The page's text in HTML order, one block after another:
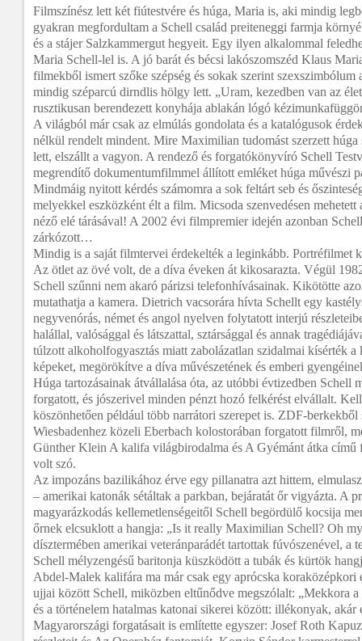
Filmszínész lett két fiútestvére és húga, Maria is, aki mindig
gyakran megfordultam a Schell család preiteneggi farmja
és a stájer Salzkammergut hegyeit. Egy ilyen alkalommal
Maria Schell-lel is. A jó barát és bécsi lakószomszéd Klaus
filmekből ismert szőke szépség és sokak szerint
mindig széparcú dirndlis hölgy lett. „Uram, kezedben van az
rusztikusan berendezett konyhája ablakán lógó
A világból már csak az elmúlás gondolata és a katalógusok
nélkül rendelt mindent. Mire Maximilian tudomást szerzett
lett, elszállt a vagyon. A rendező és forgatókönyvíró Schell
megrendítő dokumentumfilmmel állított emléket húga művészi
Mindmáig nyitott kérdés számomra a sok feltárt seb és
melyekkel eszközként élt a film. Micsoda szenvedésen mehetett
néző elé tárásával! A 2002 évi filmpremier idején azonban
zárkózott…
Mindig is a saját filmtervei érdekelték a leginkább. Portréfilmet
Az ötlet az övé volt, de a díva éveken át kikosarazta. Végül
Schell szűnni nem akaró párizsi telefonhívásainak. Kikötötte
mutathatja a kamera. Dietrich vacsorára hívta Schellt egy
negyvenórás, német és angol nyelven folytatott interjú
halállal, valósággal és látszattal, sztársággal és annak
túlzott alkoholfogyasztás miatt zabolázatlan szidalmai kísérték
képeket, megörökítve a díva művészetének és emberi
Húga tartozásainak átvállalása óta, az utóbbi évtizedben Schell
forgatott, és jószerivel minden pénzt hozó felkérést elvállalt.
köszönhetően például több narrátori szerepet is. ZDF-berkekből
Wiesbadenhez közeli Eberbach kolostorában forgatott filmről,
Günther Klein A kalifa világbirodalma és A Gyémánt átka című
volt szó.
Az impozáns bazilikához érve egy pillanatra azt hittem,
– amerikai katonák sétáltak a parkban, bejáratát őr vigyázta. A
magyarázkodás kellemetlenségeitől Schell begördülő kocsija
őrnek elcsuklott a hangja: „Is it really Maximilian Schell? Oh
dísztermében amerikai veteránparádét tartottak fúvószenével, a
Schell mélyzengésű baritonja küszködött a tubák és kürtök
Abdel-Malek kalifára ma már csak egy aprócska koraközépkori
ujjai között Schell, miközben eltűnődve megszólalt: „Mekkora a
és a történelem hatalmas katonai sikerei között: illékonyak, akár
Magyarországi forgatásait is említette egyszer: Josef Roth